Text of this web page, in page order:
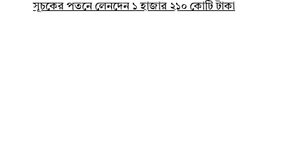
সূচকের পতনে লেনদেন ১ হাজার ২১০ কোটি টাকা